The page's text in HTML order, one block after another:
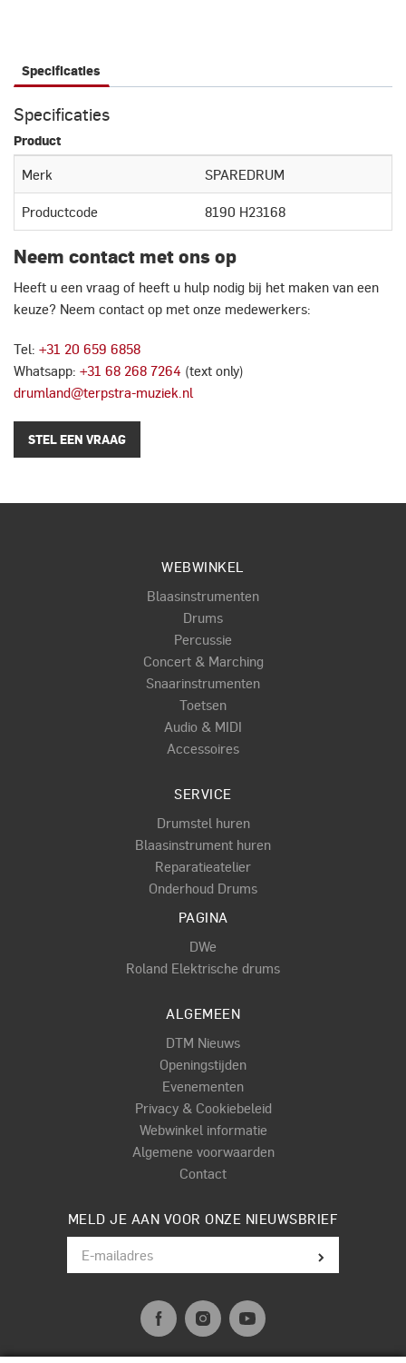
Specificaties
Specificaties
Product
Merk SPAREDRUM
Productcode 8190 H23168
Neem contact met ons op
Heeft u een vraag of heeft u hulp nodig bij het maken van een
keuze? Neem contact op met onze medewerkers:
Tel: +31 20 659 6858
Whatsapp: +31 68 268 7264 (text only)
drumland@terpstra-muziek.nl
STEL EEN VRAAG
WEBWINKEL
Blaasinstrumenten
Drums
Percussie
Concert & Marching
Snaarinstrumenten
Toetsen
Audio & MIDI
Accessoires
SERVICE
Drumstel huren
Blaasinstrument huren
Reparatieatelier
Onderhoud Drums
PAGINA
DWe
Roland Elektrische drums
ALGEMEEN
DTM Nieuws
Openingstijden
Evenementen
Privacy & Cookiebeleid
Webwinkel informatie
Algemene voorwaarden
Contact
MELD JE AAN VOOR ONZE NIEUWSBRIEF